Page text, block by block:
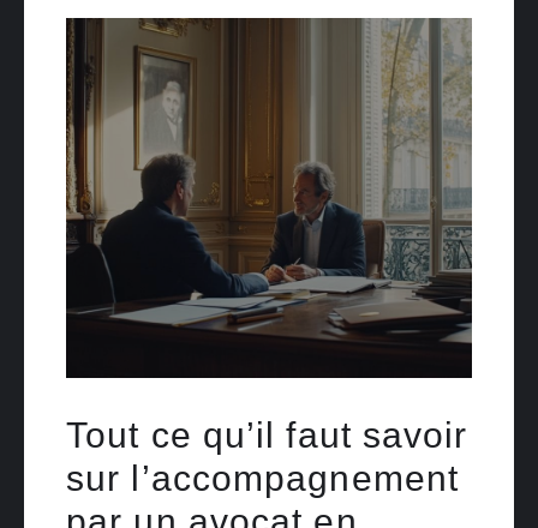
Tout ce qu’il faut savoir
sur l’accompagnement